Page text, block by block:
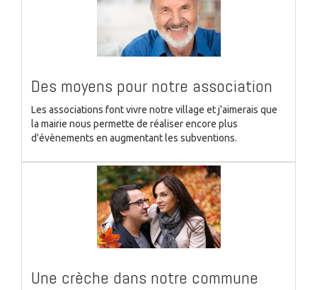
Des moyens pour notre association
Les associations font vivre notre village et j'aimerais que
la mairie nous permette de réaliser encore plus
d'évènements en augmentant les subventions.
Une crèche dans notre commune